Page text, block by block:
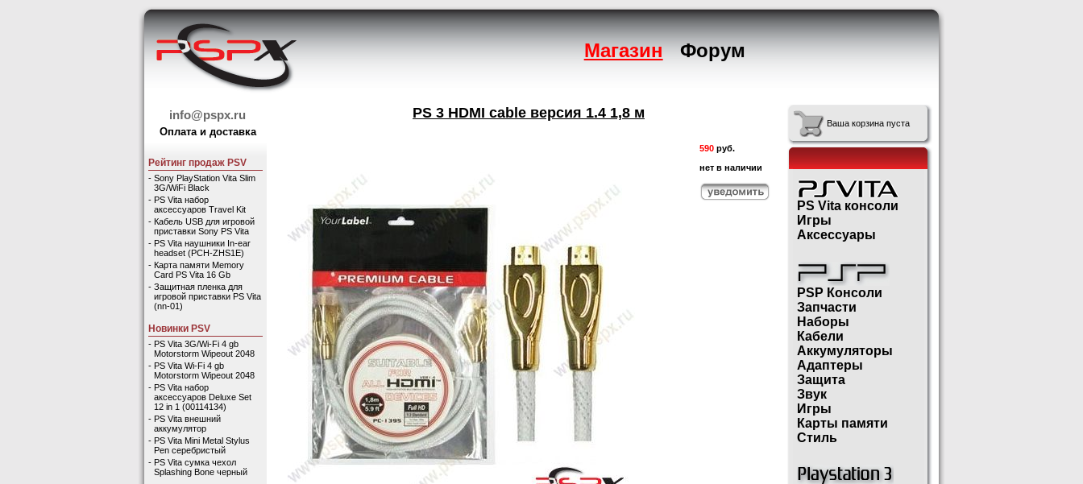
Магазин Форум
info@pspx.ru
Оплата и доставка
Рейтинг продаж PSV
- Sony PlayStation Vita Slim
3G/WiFi Black
- PS Vita набор
аксессуаров Travel Kit
- Кабель USB для игровой
приставки Sony PS Vita
- PS Vita наушники In-ear
headset (PCH-ZHS1E)
- Карта памяти Memory
Card PS Vita 16 Gb
- Защитная пленка для
игровой приставки PS Vita
(nn-01)
Новинки PSV
- PS Vita 3G/Wi-Fi 4 gb
Motorstorm Wipeout 2048
- PS Vita Wi-Fi 4 gb
Motorstorm Wipeout 2048
- PS Vita набор
аксессуаров Deluxe Set
12 in 1 (00114134)
- PS Vita внешний
аккумулятор
- PS Vita Mini Metal Stylus
Pen серебристый
- PS Vita сумка чехол
Splashing Bone черный
PS 3 HDMI cable версия 1.4 1,8 м
590 руб.
нет в наличии
Ваша корзина пуста
PS Vita консоли
Игры
Аксессуары
PSP Консоли
Запчасти
Наборы
Кабели
Аккумуляторы
Адаптеры
Защита
Звук
Игры
Карты памяти
Стиль